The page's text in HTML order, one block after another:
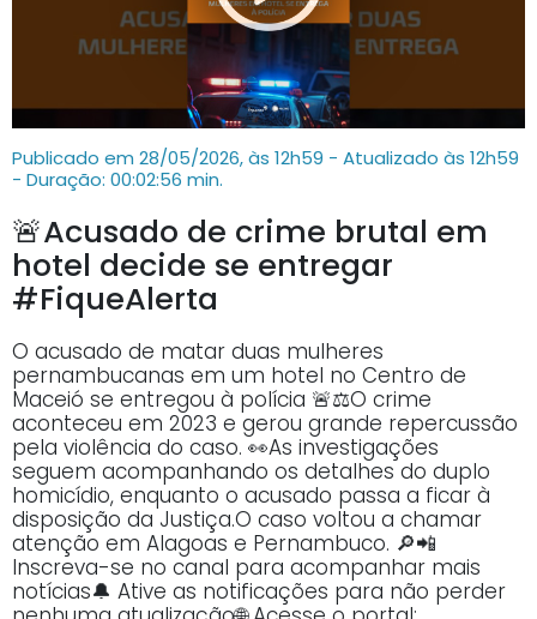
Publicado em 28/05/2026, às 12h59 - Atualizado às 12h59
- Duração: 00:02:56 min.
🚨Acusado de crime brutal em
hotel decide se entregar
#FiqueAlerta
O acusado de matar duas mulheres
pernambucanas em um hotel no Centro de
Maceió se entregou à polícia 🚨⚖️O crime
aconteceu em 2023 e gerou grande repercussão
pela violência do caso. 👀As investigações
seguem acompanhando os detalhes do duplo
homicídio, enquanto o acusado passa a ficar à
disposição da Justiça.O caso voltou a chamar
atenção em Alagoas e Pernambuco. 🔎📲
Inscreva-se no canal para acompanhar mais
notícias🔔 Ative as notificações para não perder